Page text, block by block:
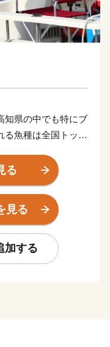
知県の中でも特にブ
る魚種は全国トップ
や、養殖漁業発祥
で食べられるメジ
貝類を楽しめま
た柑橘類、野菜も
須崎勘八】を特
る
見る
加する